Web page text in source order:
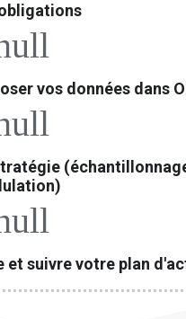
vos données dans
suivre votre plan